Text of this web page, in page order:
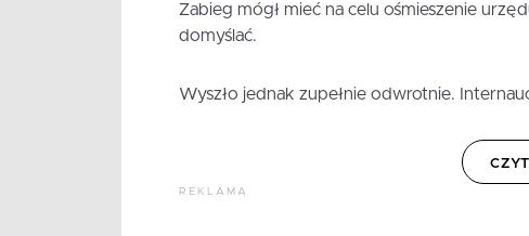
Zabieg mógł mieć na celu ośmieszenie
domyślać.
Wyszło jednak zupełnie odwrotnie.
REKLAMA